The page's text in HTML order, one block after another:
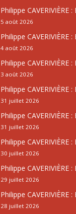
Philippe
5 août 2026
Philippe
4 août 2026
Philippe CAVERIVIÈRE
3 août 2026
Philippe CAVERIVIÈRE
31 juillet 2026
Philippe CAVERIVIÈRE
31 juillet 2026
Philippe CAVERIVIÈRE
30 juillet 2026
Philippe
29 juillet 2026
Philippe
28 juillet 2026